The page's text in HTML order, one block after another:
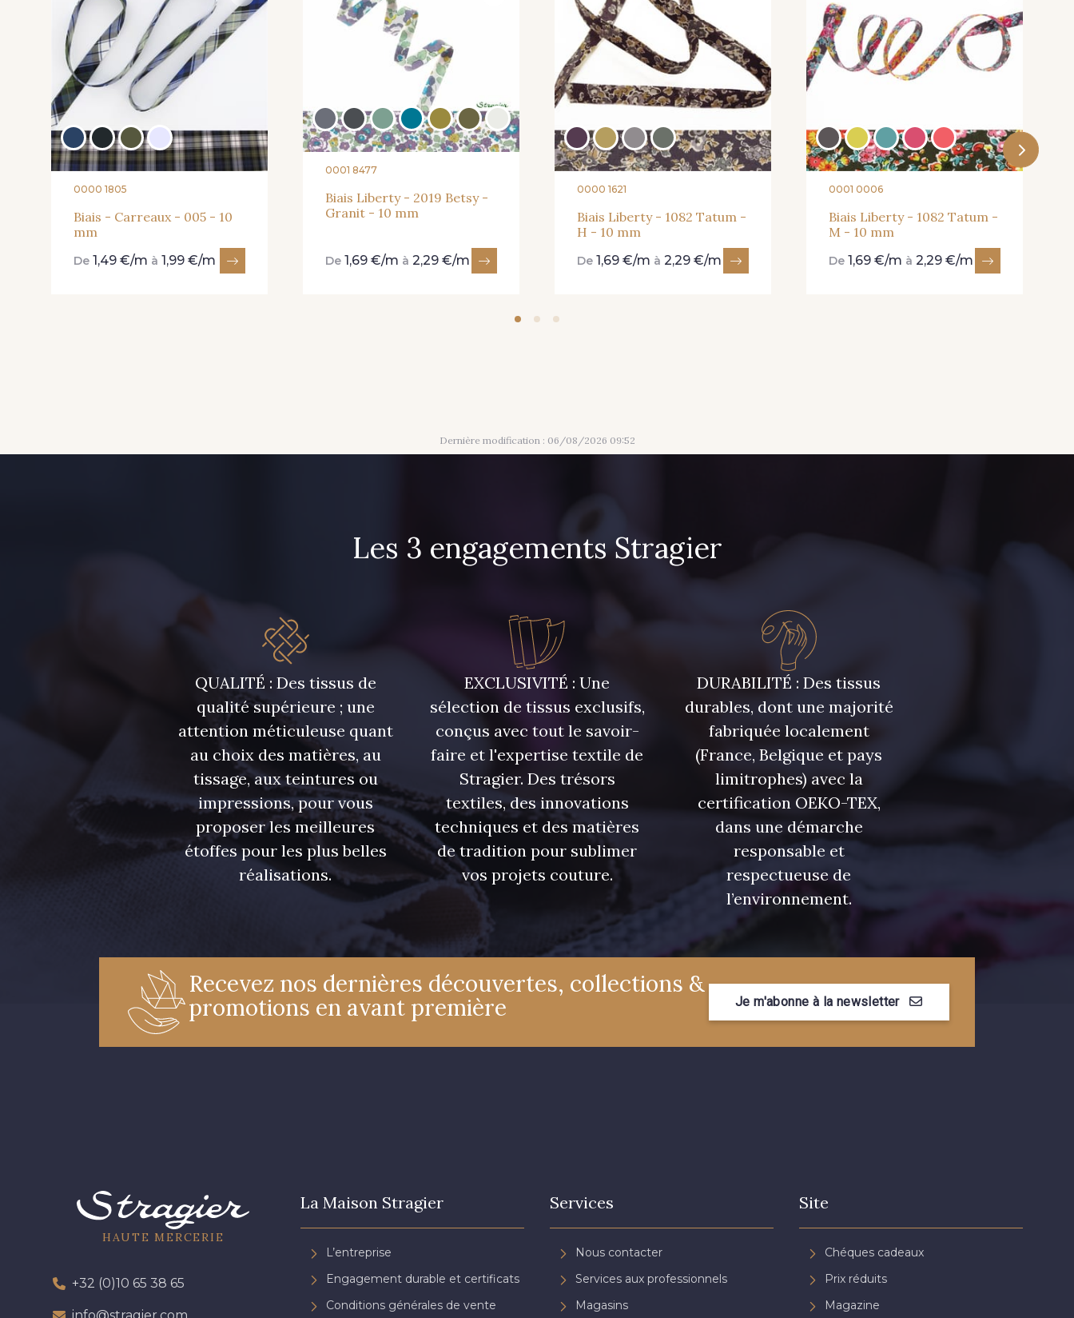
0000 1805
Biais - Carreaux - 005 - 10
mm
De 1,49 €/m à 1,99 €/m
0001 8477
Biais Liberty - 2019 Betsy -
Granit - 10 mm
De 1,69 €/m à 2,29 €/m
0000 1621
Biais Liberty - 1082 Tatum -
H - 10 mm
De 1,69 €/m à 2,29 €/m
0001 0006
Biais Liberty - 1082 Tatum -
M - 10 mm
De 1,69 €/m à 2,29 €/m
Dernière modification : 06/08/2026 09:52
Les 3 engagements Stragier
QUALITÉ : Des tissus de
qualité supérieure ; une
attention méticuleuse quant
au choix des matières, au
tissage, aux teintures ou
impressions, pour vous
proposer les meilleures
étoffes pour les plus belles
réalisations.
EXCLUSIVITÉ : Une
sélection de tissus exclusifs,
conçus avec tout le savoir-
faire et l'expertise textile de
Stragier. Des trésors
textiles, des innovations
techniques et des matières
de tradition pour sublimer
vos projets couture.
DURABILITÉ : Des tissus
durables, dont une majorité
fabriquée localement
(France, Belgique et pays
limitrophes) avec la
certification OEKO-TEX,
dans une démarche
responsable et
respectueuse de
l’environnement.
Recevez nos dernières découvertes, collections &
promotions en avant première
Je m'abonne à la newsletter
HAUTE MERCERIE
+32 (0)10 65 38 65
La Maison Stragier
L’entreprise
Engagement durable et certificats
Conditions générales de vente
Services
Nous contacter
Services aux professionnels
Magasins
Site
Chéques cadeaux
Prix réduits
Magazine